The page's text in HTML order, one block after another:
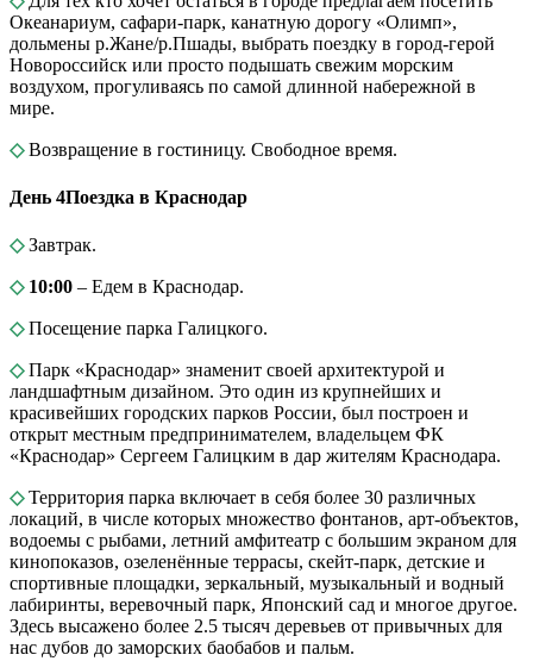
Океанариум, сафари-парк, канатную дорогу «Олимп»,
дольмены р.Жане/р.Пшады, выбрать поездку в город-герой
Новороссийск или просто подышать свежим морским
воздухом, прогуливаясь по самой длинной набережной в
мире.
◇Возвращение в гостиницу. Свободное время.
День 4Поездка в Краснодар
◇Завтрак.
◇ 10:00 – Едем в Краснодар.
◇Посещение парка Галицкого.
◇Парк «Краснодар» знаменит своей архитектурой и
ландшафтным дизайном. Это один из крупнейших и
красивейших городских парков России, был построен и
открыт местным предпринимателем, владельцем ФК
«Краснодар» Сергеем Галицким в дар жителям Краснодара.
◇Территория парка включает в себя более 30 различных
локаций, в числе которых множество фонтанов, арт-объектов,
водоемы с рыбами, летний амфитеатр с большим экраном для
кинопоказов, озеленённые террасы, скейт-парк, детские и
спортивные площадки, зеркальный, музыкальный и водный
лабиринты, веревочный парк, Японский сад и многое другое.
Здесь высажено более 2.5 тысяч деревьев от привычных для
нас дубов до заморских баобабов и пальм.